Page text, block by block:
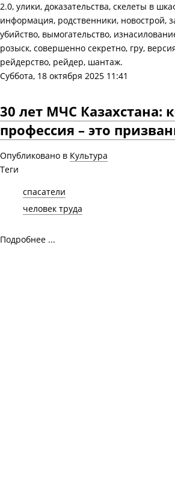
2.0, улики, доказательства, скелеты в
информация, родственники, новострой,
убийство, вымогательство,
розыск, совершенно секретно, гру,
рейдерство, рейдер, шантаж.
Суббота, 18 октября 2025 11:41
30 лет МЧС Казахстана:
профессия – это
Опубликовано в Культура
Теги
спасатели
человек труда
Подробнее ...